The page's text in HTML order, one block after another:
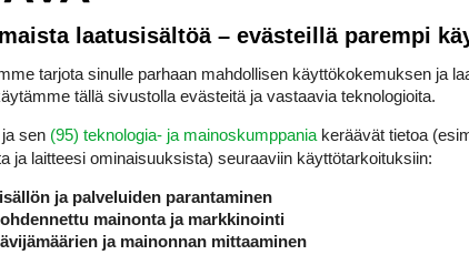
laatusisältöä – evästeillä parempi
tarjota sinulle parhaan mahdollisen käyttökokemuksen ja
tällä sivustolla evästeitä ja vastaavia teknologioita.
ja sen (95) teknologia- ja mainoskumppania keräävät tietoa
ja laitteesi ominaisuuk­sista) seuraaviin käyttötarkoituksiin:
ja palveluiden parantaminen
mainonta ja markkinointi
ja mainonnan mittaaminen